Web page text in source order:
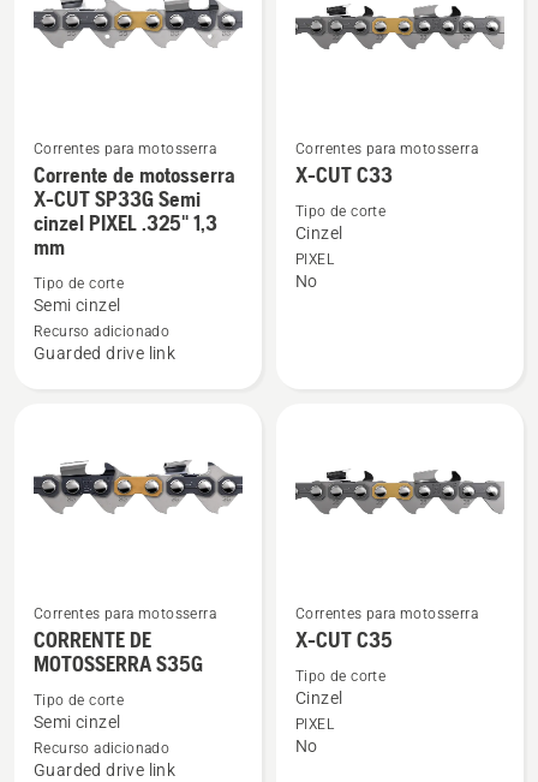
PIXEL
.325"
3/8”
mini
Ver
mais
detalhes
Corrente
de
motosserra
cinzel
mm
Correntes para motosserra
Corrente de motosserra
X-CUT SP33G Semi
cinzel PIXEL .325" 1,3
mm
Tipo de corte
Semi cinzel
Recurso adicionado
Guarded drive link
Ver
mais
detalhes
sobre
Correntes para motosserra
X-CUT C33
Tipo de corte
Cinzel
PIXEL
No
Ver
mais
detalhes
sobre
CORRENTE
DE
Correntes para motosserra
CORRENTE DE
MOTOSSERRA S35G
Tipo de corte
Semi cinzel
Recurso adicionado
Guarded drive link
Ver
mais
detalhes
sobre
Correntes para motosserra
X-CUT C35
Tipo de corte
Cinzel
PIXEL
No